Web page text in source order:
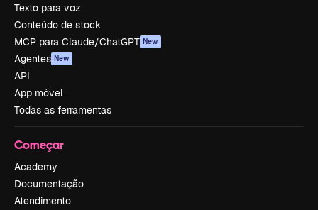
Texto para voz
Conteúdo de stock
MCP para Claude/ChatGPT New
Agentes New
API
App móvel
Todas as ferramentas
Começar
Academy
Documentação
Atendimento